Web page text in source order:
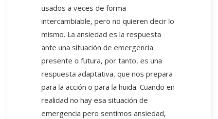
usados a veces de forma
intercambiable, pero no quieren decir lo
mismo. La ansiedad es la respuesta
ante una situación de emergencia
presente o futura, por tanto, es una
respuesta adaptativa, que nos prepara
para la acción o para la huida. Cuando en
realidad no hay esa situación de
emergencia pero sentimos ansiedad,